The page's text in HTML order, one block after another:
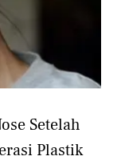
Setelah
Plastik